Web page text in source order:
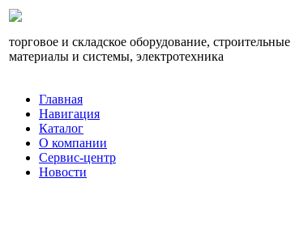
торговое и складское оборудование, строительные
материалы и системы, электротехника
Главная
Навигация
Каталог
О компании
Сервис-центр
Новости